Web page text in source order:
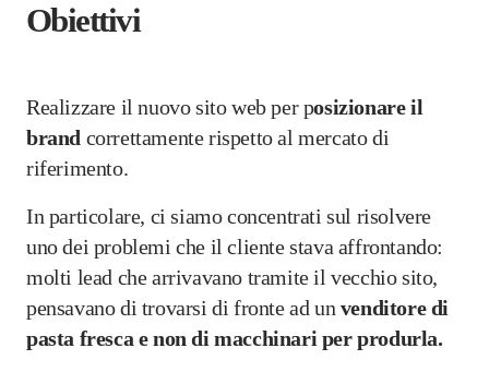
Obiettivi
Realizzare il nuovo sito web per posizionare il
brand correttamente rispetto al mercato di
riferimento.
In particolare, ci siamo concentrati sul risolvere
uno dei problemi che il cliente stava affrontando:
molti lead che arrivavano tramite il vecchio sito,
pensavano di trovarsi di fronte ad un venditore di
pasta fresca e non di macchinari per produrla.